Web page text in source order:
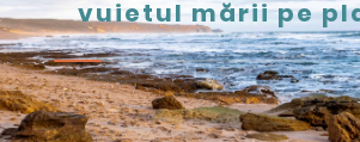
vuietul mării pe